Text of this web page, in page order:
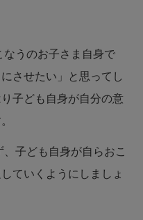
うのお子さま自身で
させたい」と思ってし
子ども自身が自分の意
子ども自身が自らおこ
ていくようにしましょ